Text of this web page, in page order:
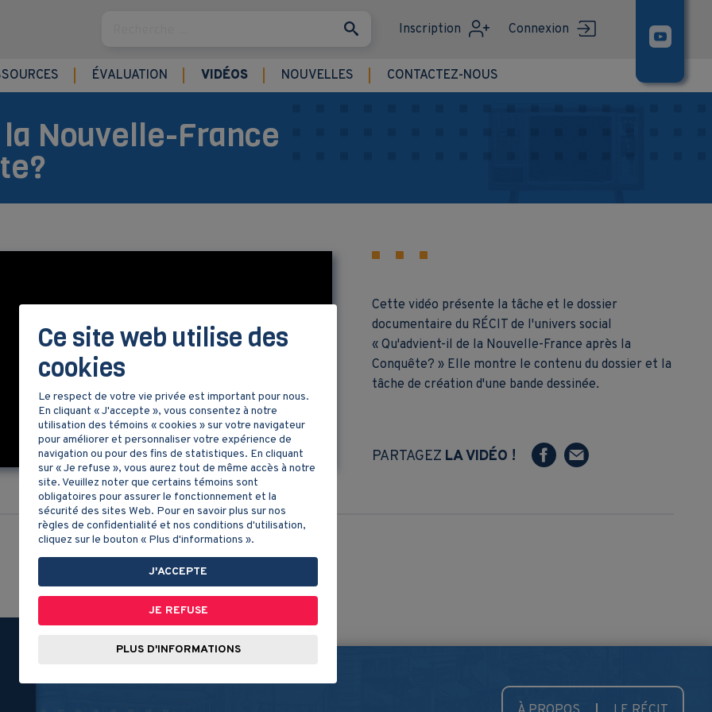
Inscription Connexion
ÉVALUATION VIDÉOS NOUVELLES CONTACTEZ-NOUS
Nouvelle-France
Cette vidéo présente la tâche et le dossier
documentaire du RÉCIT de l'univers social
« Qu'advient-il de la Nouvelle-France après la
Conquête? » Elle montre le contenu du dossier et la
tâche de création d'une bande dessinée.
PARTAGEZ LA VIDÉO !
RETOUR À LA LISTE
Partagez-nous!
Ce site web utilise des
cookies
Le respect de votre vie privée est important pour nous.
En cliquant « J'accepte », vous consentez à notre
utilisation des témoins « cookies » sur votre navigateur
pour améliorer et personnaliser votre expérience de
navigation ou pour des fins de statistiques. En cliquant
sur « Je refuse », vous aurez tout de même accès à notre
site. Veuillez noter que certains témoins sont
obligatoires pour assurer le fonctionnement et la
sécurité des sites Web. Pour en savoir plus sur nos
règles de confidentialité et nos conditions d'utilisation,
cliquez sur le bouton « Plus d'informations ».
J'ACCEPTE
JE REFUSE
PLUS D'INFORMATIONS